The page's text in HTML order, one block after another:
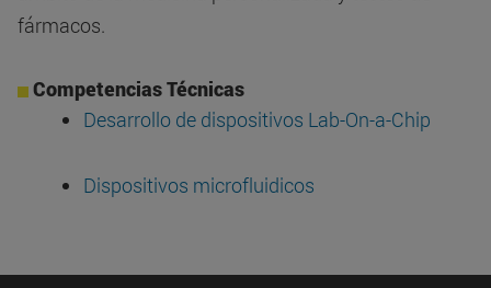
fármacos.
Competencias Técnicas
Desarrollo de dispositivos Lab-On-a-Chip
Dispositivos microfluidicos